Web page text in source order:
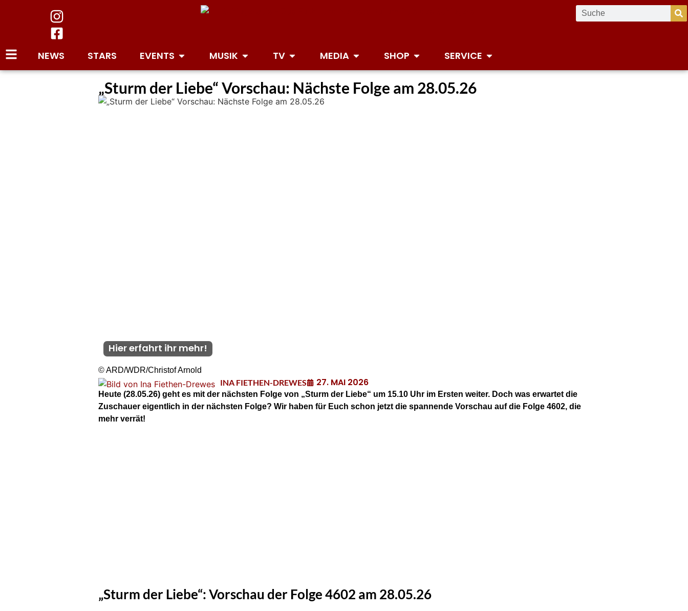
NEWS STARS EVENTS MUSIK TV MEDIA SHOP SERVICE
„Sturm der Liebe“ Vorschau: Nächste Folge am 28.05.26
Hier erfahrt ihr mehr!
© ARD/WDR/Christof Arnold
INA FIETHEN-DREWES 27. MAI 2026
Heute (28.05.26) geht es mit der nächsten Folge von „Sturm der Liebe“ um 15.10 Uhr im Ersten weiter. Doch was erwartet die
Zuschauer eigentlich in der nächsten Folge? Wir haben für Euch schon jetzt die spannende Vorschau auf die Folge 4602, die
mehr verrät!
„Sturm der Liebe“: Vorschau der Folge 4602 am 28.05.26